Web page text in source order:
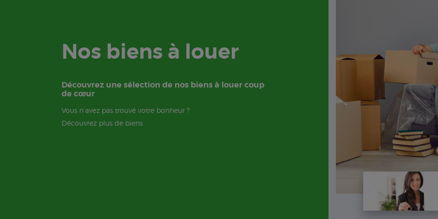
Nos biens à louer
Découvrez une sélection de nos biens à louer coup
de cœur
Vous n’avez pas trouvé votre bonheur ?
Découvrez plus de biens